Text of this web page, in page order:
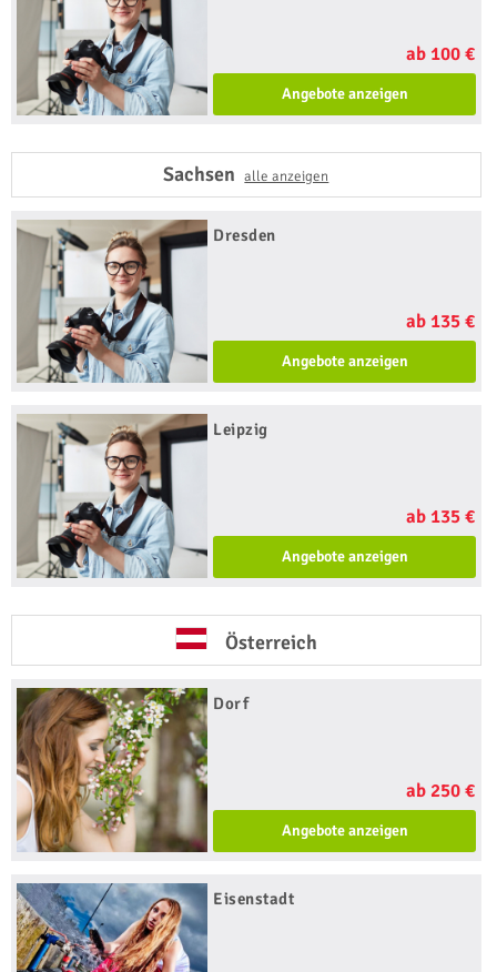
ab 100 €
Angebote anzeigen
Sachsenalle anzeigen
Dresden
ab 135 €
Angebote anzeigen
Leipzig
ab 135 €
Angebote anzeigen
Österreich
Dorf
ab 250 €
Angebote anzeigen
Eisenstadt